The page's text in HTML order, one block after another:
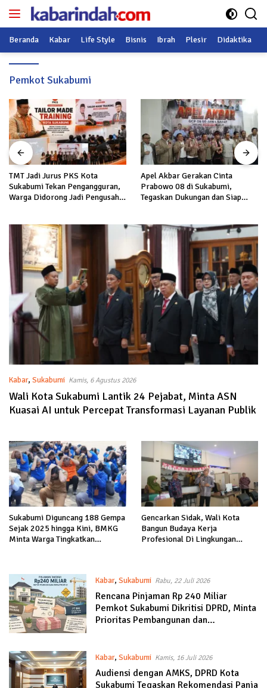
Langsung
Beranda Kabar Life Style Bisnis Ibrah Plesir Didaktika
Pemkot Sukabumi
TMT Jadi Jurus PKS Kota
Sukabumi Tekan Pengangguran,
Warga Didorong Jadi Pengusaha
Apel Akbar Gerakan Cinta
Prabowo 08 di Sukabumi,
Tegaskan Dukungan dan Siap
Kabar, Sukabumi Kamis, 6 Agustus 2026
Wali Kota Sukabumi Lantik 24 Pejabat, Minta ASN
Kuasai AI untuk Percepat Transformasi Layanan Publik
Sukabumi Diguncang 188 Gempa
Sejak 2025 hingga Kini, BMKG
Minta Warga Tingkatkan
Gencarkan Sidak, Wali Kota
Bangun Budaya Kerja
Profesional Di Lingkungan
Kabar, Sukabumi Rabu, 22 Juli 2026
Rencana Pinjaman Rp 240 Miliar
Pemkot Sukabumi Dikritisi DPRD, Minta
Prioritas Pembangunan dan
Kabar, Sukabumi Kamis, 16 Juli 2026
Audiensi dengan AMKS, DPRD Kota
Sukabumi Tegaskan Rekomendasi Panja